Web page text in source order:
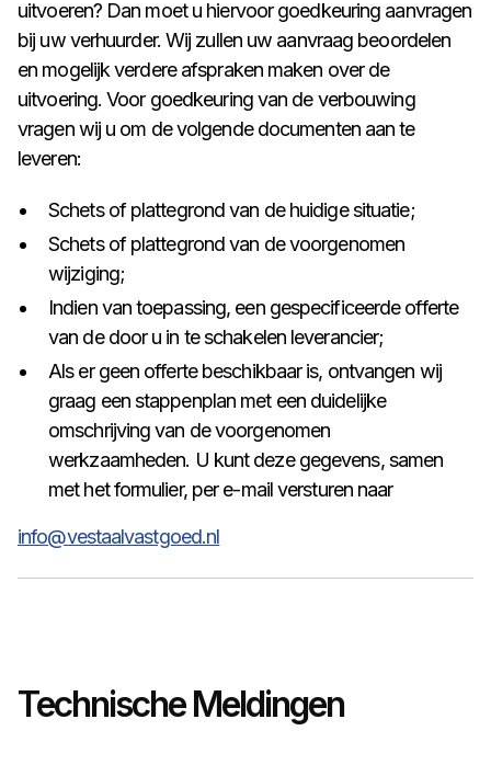
uitvoeren? Dan moet u hiervoor goedkeuring aanvragen
bij uw verhuurder. Wij zullen uw aanvraag beoordelen
en mogelijk verdere afspraken maken over de
uitvoering. Voor goedkeuring van de verbouwing
vragen wij u om de volgende documenten aan te
leveren:
Schets of plattegrond van de huidige situatie;
Schets of plattegrond van de voorgenomen
wijziging;
Indien van toepassing, een gespecificeerde offerte
van de door u in te schakelen leverancier;
Als er geen offerte beschikbaar is, ontvangen wij
graag een stappenplan met een duidelijke
omschrijving van de voorgenomen
werkzaamheden. U kunt deze gegevens, samen
met het formulier, per e-mail versturen naar
info@vestaalvastgoed.nl
Technische Meldingen